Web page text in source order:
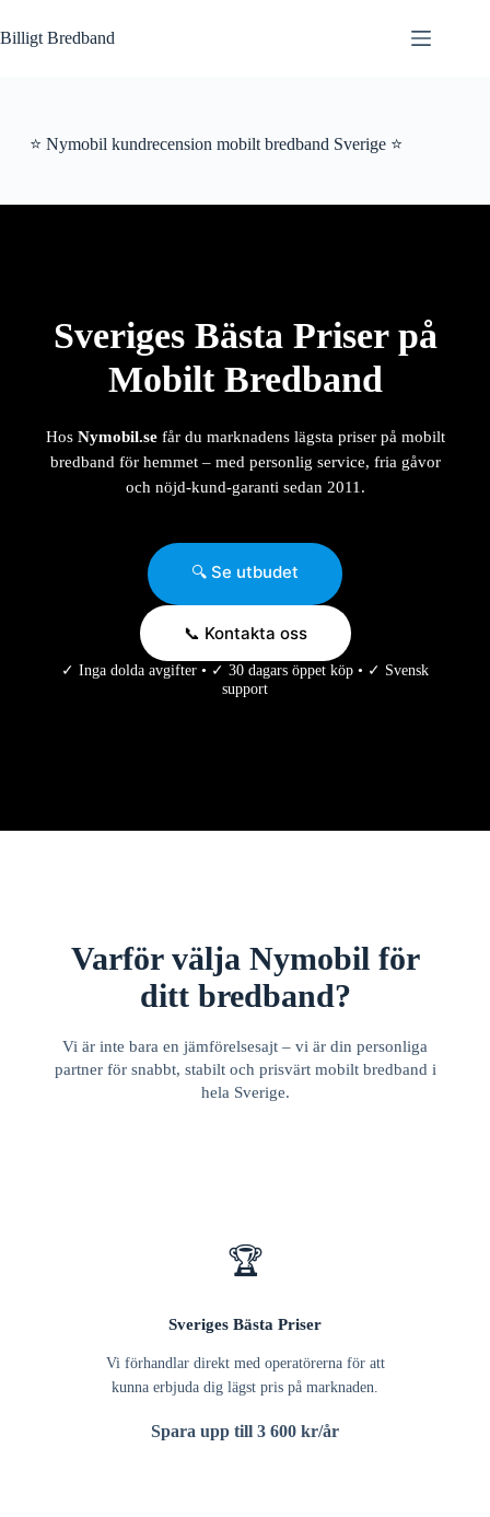
till
innehåll
Billigt Bredband
⭐ Nymobil kundrecension mobilt bredband Sverige ⭐
Sveriges Bästa Priser på
Mobilt Bredband
Hos Nymobil.sefår du marknadens lägsta priser på mobilt
bredband för hemmet – med personlig service, fria gåvor
och nöjd-kund-garanti sedan 2011.
🔍 Se utbudet
📞 Kontakta oss
✓ Inga dolda avgifter • ✓ 30 dagars öppet köp • ✓ Svensk
support
Varför välja Nymobil för
ditt bredband?
Vi är inte bara en jämförelsesajt – vi är din personliga
partner för snabbt, stabilt och prisvärt mobilt bredband i
hela Sverige.
🏆
Sveriges Bästa Priser
Vi förhandlar direkt med operatörerna för att
kunna erbjuda dig lägst pris på marknaden.
Spara upp till 3 600 kr/år